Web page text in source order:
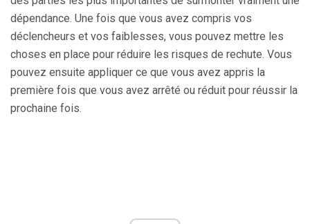
dépendance. Une fois que vous avez compris vos
déclencheurs et vos faiblesses, vous pouvez mettre les
choses en place pour réduire les risques de rechute. Vous
pouvez ensuite appliquer ce que vous avez appris la
première fois que vous avez arrêté ou réduit pour réussir la
prochaine fois.